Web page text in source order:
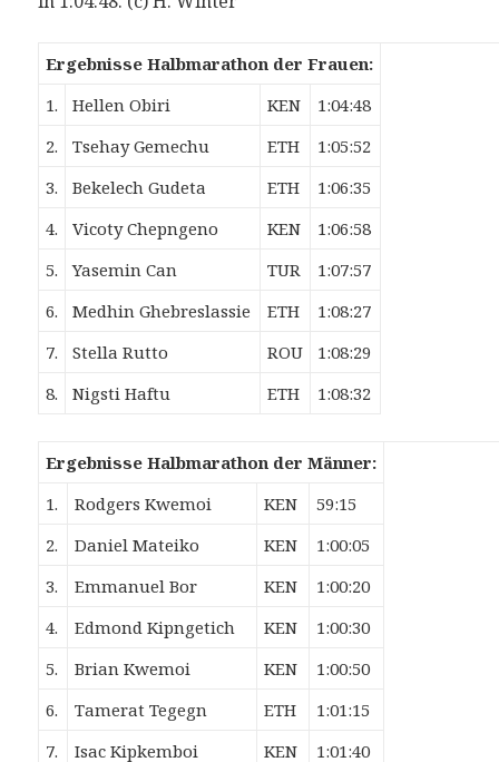
Ergebnisse Halbmarathon der Frauen:
1.
Hellen Obiri KEN
1:04:48
2.
Tsehay Gemechu ETH
1:05:52
3.
Bekelech Gudeta ETH
1:06:35
4.
Vicoty Chepngeno KEN
1:06:58
5.
Yasemin Can TUR
1:07:57
6.
Medhin Ghebreslassie ETH
1:08:27
7.
Stella Rutto ROU
1:08:29
8.
Nigsti Haftu ETH 1:08:32
Ergebnisse Halbmarathon der Männer:
1.
Rodgers Kwemoi KEN
59:15
2.
Daniel Mateiko KEN
1:00:05
3.
Emmanuel Bor KEN
1:00:20
4.
Edmond Kipngetich KEN
1:00:30
5.
Brian Kwemoi KEN
1:00:50
6.
Tamerat Tegegn ETH
1:01:15
7.
Isac Kipkemboi KEN
1:01:40